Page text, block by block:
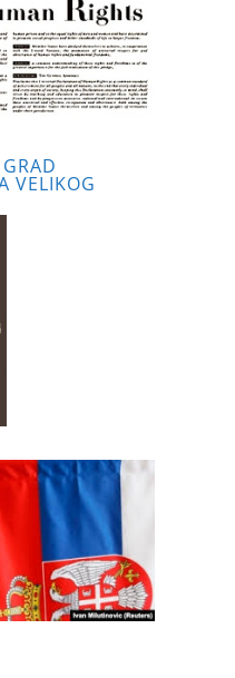
VELIKOG